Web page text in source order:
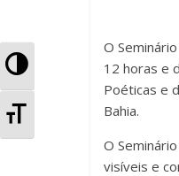
A
t
A
o
o
k
O
12 horas e
Poéticas e
Bahia.
O
visíveis e